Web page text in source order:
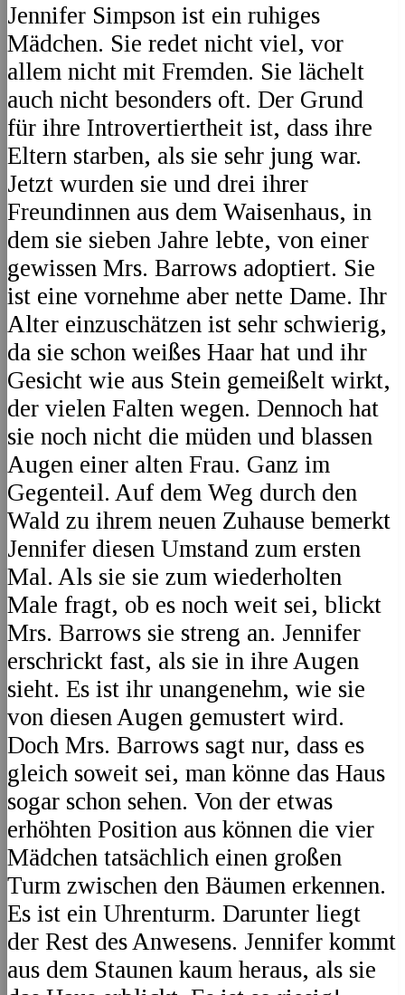
Jennifer Simpson ist ein ruhiges
Mädchen. Sie redet nicht viel, vor
allem nicht mit Fremden. Sie lächelt
auch nicht besonders oft. Der Grund
für ihre Introvertiertheit ist, dass ihre
Eltern starben, als sie sehr jung war.
Jetzt wurden sie und drei ihrer
Freundinnen aus dem Waisenhaus, in
dem sie sieben Jahre lebte, von einer
gewissen Mrs. Barrows adoptiert. Sie
ist eine vornehme aber nette Dame. Ihr
Alter einzuschätzen ist sehr schwierig,
da sie schon weißes Haar hat und ihr
Gesicht wie aus Stein gemeißelt wirkt,
der vielen Falten wegen. Dennoch hat
sie noch nicht die müden und blassen
Augen einer alten Frau. Ganz im
Gegenteil. Auf dem Weg durch den
Wald zu ihrem neuen Zuhause bemerkt
Jennifer diesen Umstand zum ersten
Mal. Als sie sie zum wiederholten
Male fragt, ob es noch weit sei, blickt
Mrs. Barrows sie streng an. Jennifer
erschrickt fast, als sie in ihre Augen
sieht. Es ist ihr unangenehm, wie sie
von diesen Augen gemustert wird.
Doch Mrs. Barrows sagt nur, dass es
gleich soweit sei, man könne das Haus
sogar schon sehen. Von der etwas
erhöhten Position aus können die vier
Mädchen tatsächlich einen großen
Turm zwischen den Bäumen erkennen.
Es ist ein Uhrenturm. Darunter liegt
der Rest des Anwesens. Jennifer kommt
aus dem Staunen kaum heraus, als sie